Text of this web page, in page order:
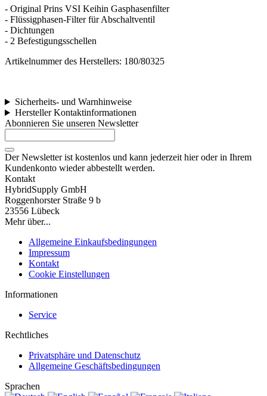
- Original Prins VSI Keihin Gasphasenfilter
- Flüssigphasen-Filter für Abschaltventil
- Dichtungen
- 2 Befestigungsschellen
Artikelnummer des Herstellers: 180/80325
Sicherheits- und Warnhinweise
Hersteller Kontaktinformationen
Abonnieren Sie unseren Newsletter
Der Newsletter ist kostenlos und kann jederzeit hier oder in Ihrem
Kundenkonto wieder abbestellt werden.
Kontakt
HybridSupply GmbH
Roggenhorster Straße 9 b
23556 Lübeck
Mehr über...
Allgemeine Einkaufsbedingungen
Impressum
Kontakt
Cookie Einstellungen
Informationen
Service
Rechtliches
Privatsphäre und Datenschutz
Allgemeine Geschäftsbedingungen
Sprachen